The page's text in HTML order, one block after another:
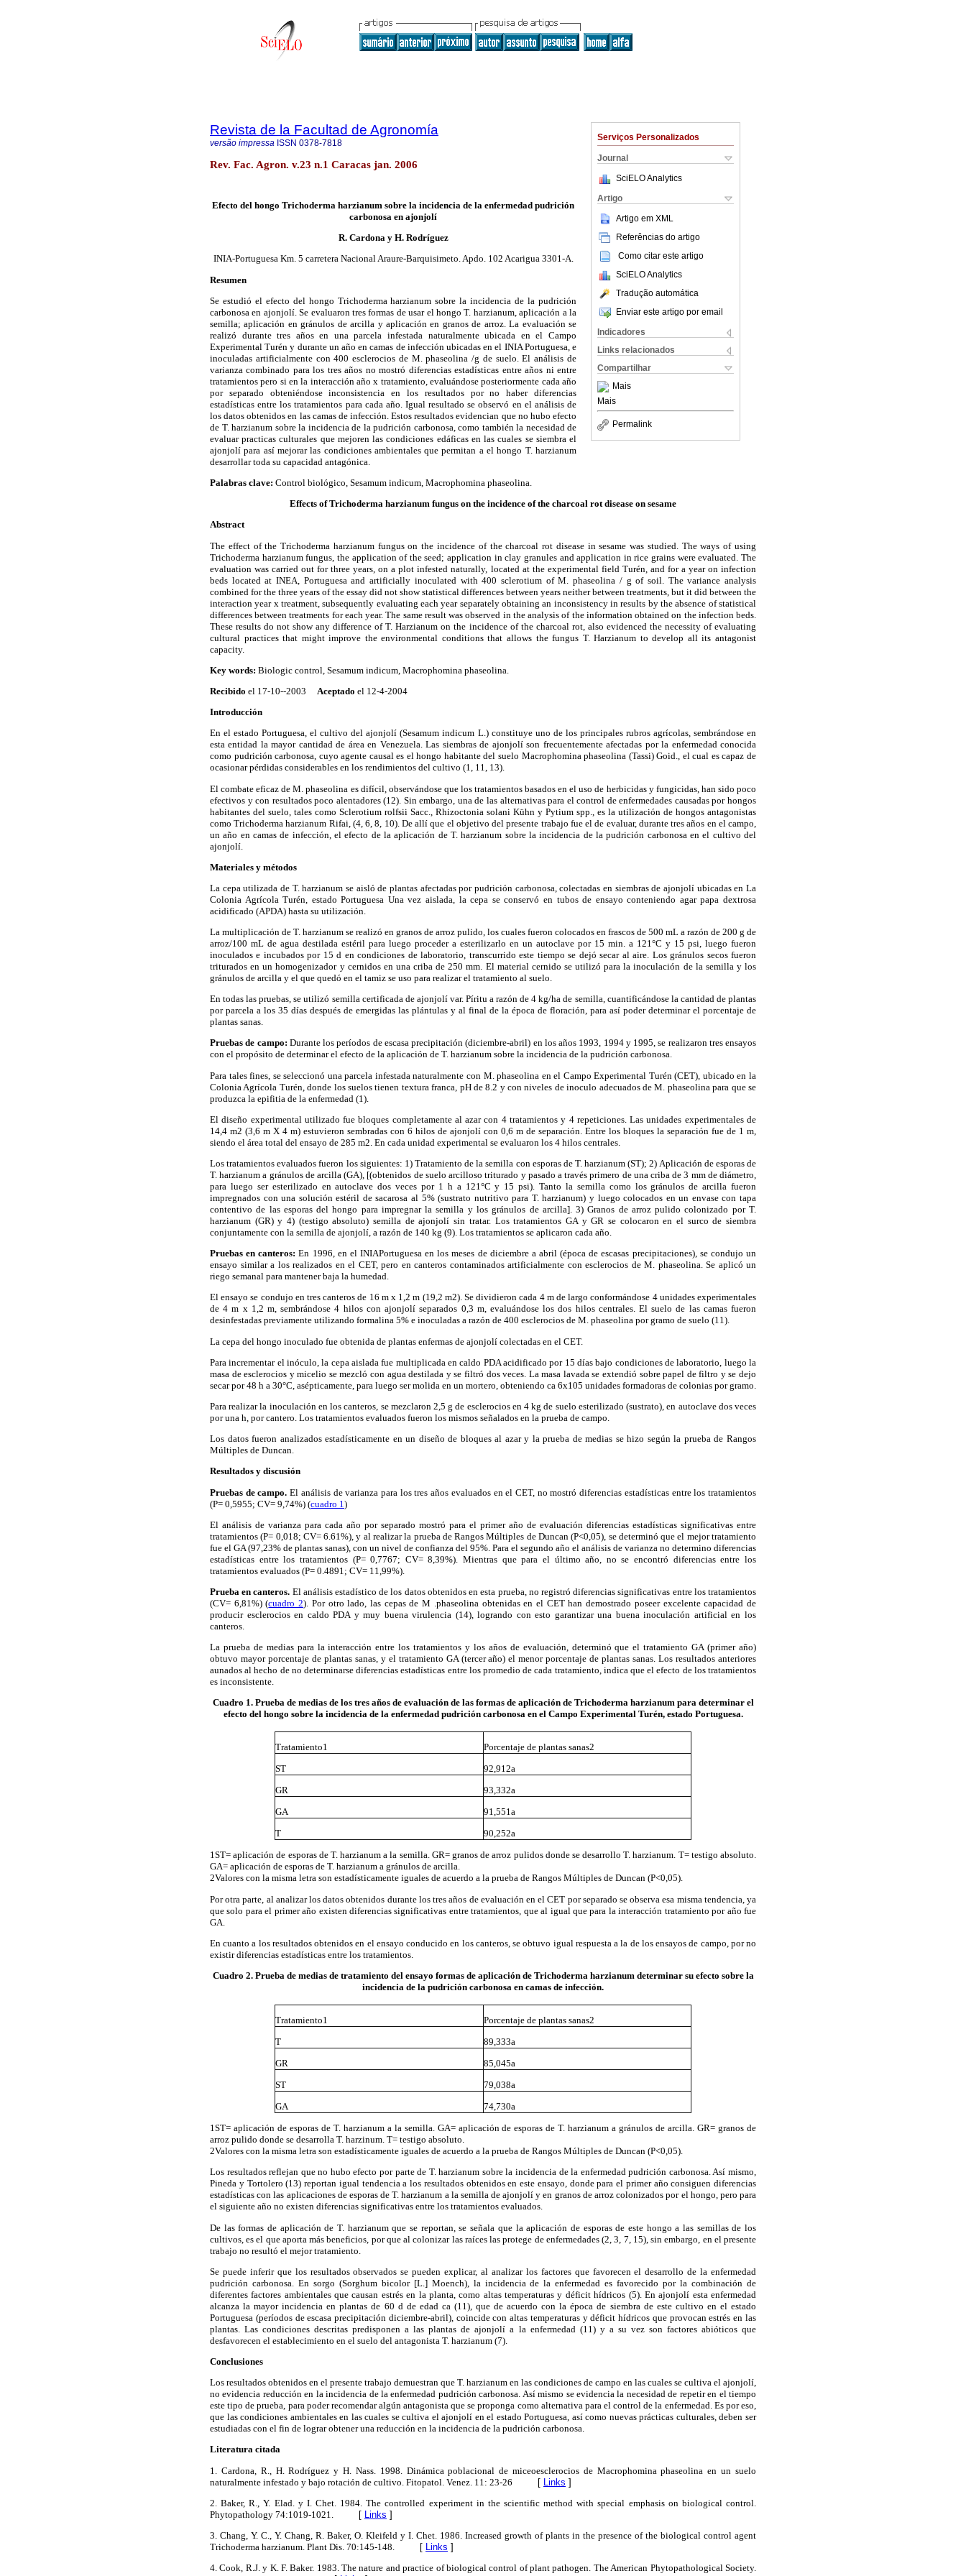
Serviços Personalizados
Journal
SciELO Analytics
Artigo
Artigo em XML
Referências do artigo
Como citar este artigo
SciELO Analytics
Tradução automática
Enviar este artigo por email
Indicadores
Links relacionados
Compartilhar
Mais
Mais
Permalink
Revista de la Facultad de Agronomía
versão impressa ISSN 0378-7818
Rev. Fac. Agron. v.23 n.1 Caracas jan. 2006
Efecto del hongo Trichoderma harzianum sobre la incidencia de la enfermedad pudrición
carbonosa en ajonjolí
R. Cardona y H. Rodríguez
INIA-Portuguesa Km. 5 carretera Nacional Araure-Barquisimeto. Apdo. 102 Acarigua 3301-A.
Resumen
Se estudió el efecto del hongo Trichoderma harzianum sobre la incidencia de la pudrición
carbonosa en ajonjolí. Se evaluaron tres formas de usar el hongo T. harzianum, aplicación a la
semilla; aplicación en gránulos de arcilla y aplicación en granos de arroz. La evaluación se
realizó durante tres años en una parcela infestada naturalmente ubicada en el Campo
Experimental Turén y durante un año en camas de infección ubicadas en el INIA Portuguesa, e
inoculadas artificialmente con 400 esclerocios de M. phaseolina /g de suelo. El análisis de
varianza combinado para los tres años no mostró diferencias estadísticas entre años ni entre
tratamientos pero si en la interacción año x tratamiento, evaluándose posteriormente cada año
por separado obteniéndose inconsistencia en los resultados por no haber diferencias
estadísticas entre los tratamientos para cada año. Igual resultado se observó en el análisis de
los datos obtenidos en las camas de infección. Estos resultados evidencian que no hubo efecto
de T. harzianum sobre la incidencia de la pudrición carbonosa, como también la necesidad de
evaluar practicas culturales que mejoren las condiciones edáficas en las cuales se siembra el
ajonjolí para así mejorar las condiciones ambientales que permitan a el hongo T. harzianum
desarrollar toda su capacidad antagónica.
Palabras clave: Control biológico, Sesamum indicum, Macrophomina phaseolina.
Effects of Trichoderma harzianum fungus on the incidence of the charcoal rot disease on sesame
Abstract
The effect of the Trichoderma harzianum fungus on the incidence of the charcoal rot disease in sesame was studied. The ways of using
Trichoderma harzianum fungus, the application of the seed; application in clay granules and application in rice grains were evaluated. The
evaluation was carried out for three years, on a plot infested naturally, located at the experimental field Turén, and for a year on infection
beds located at INEA, Portuguesa and artificially inoculated with 400 sclerotium of M. phaseolina / g of soil. The variance analysis
combined for the three years of the essay did not show statistical differences between years neither between treatments, but it did between the
interaction year x treatment, subsequently evaluating each year separately obtaining an inconsistency in results by the absence of statistical
differences between treatments for each year. The same result was observed in the analysis of the information obtained on the infection beds.
These results do not show any difference of T. Harzianum on the incidence of the charcoal rot, also evidenced the necessity of evaluating
cultural practices that might improve the environmental conditions that allows the fungus T. Harzianum to develop all its antagonist
capacity.
Key words: Biologic control, Sesamum indicum, Macrophomina phaseolina.
Recibido el 17-10--2003 Aceptado el 12-4-2004
Introducción
En el estado Portuguesa, el cultivo del ajonjolí (Sesamum indicum L.) constituye uno de los principales rubros agrícolas, sembrándose en
esta entidad la mayor cantidad de área en Venezuela. Las siembras de ajonjolí son frecuentemente afectadas por la enfermedad conocida
como pudrición carbonosa, cuyo agente causal es el hongo habitante del suelo Macrophomina phaseolina (Tassi) Goid., el cual es capaz de
ocasionar pérdidas considerables en los rendimientos del cultivo (1, 11, 13).
El combate eficaz de M. phaseolina es difícil, observándose que los tratamientos basados en el uso de herbicidas y fungicidas, han sido poco
efectivos y con resultados poco alentadores (12). Sin embargo, una de las alternativas para el control de enfermedades causadas por hongos
habitantes del suelo, tales como Sclerotium rolfsii Sacc., Rhizoctonia solani Kühn y Pytium spp., es la utilización de hongos antagonistas
como Trichoderma harzianum Rifai, (4, 6, 8, 10). De allí que el objetivo del presente trabajo fue el de evaluar, durante tres años en el campo,
un año en camas de infección, el efecto de la aplicación de T. harzianum sobre la incidencia de la pudrición carbonosa en el cultivo del
ajonjolí.
Materiales y métodos
La cepa utilizada de T. harzianum se aisló de plantas afectadas por pudrición carbonosa, colectadas en siembras de ajonjolí ubicadas en La
Colonia Agrícola Turén, estado Portuguesa Una vez aislada, la cepa se conservó en tubos de ensayo conteniendo agar papa dextrosa
acidificado (APDA) hasta su utilización.
La multiplicación de T. harzianum se realizó en granos de arroz pulido, los cuales fueron colocados en frascos de 500 mL a razón de 200 g de
arroz/100 mL de agua destilada estéril para luego proceder a esterilizarlo en un autoclave por 15 min. a 121°C y 15 psi, luego fueron
inoculados e incubados por 15 d en condiciones de laboratorio, transcurrido este tiempo se dejó secar al aire. Los gránulos secos fueron
triturados en un homogenizador y cernidos en una criba de 250 mm. El material cernido se utilizó para la inoculación de la semilla y los
gránulos de arcilla y el que quedó en el tamiz se uso para realizar el tratamiento al suelo.
En todas las pruebas, se utilizó semilla certificada de ajonjolí var. Píritu a razón de 4 kg/ha de semilla, cuantificándose la cantidad de plantas
por parcela a los 35 días después de emergidas las plántulas y al final de la época de floración, para así poder determinar el porcentaje de
plantas sanas.
Pruebas de campo: Durante los períodos de escasa precipitación (diciembre-abril) en los años 1993, 1994 y 1995, se realizaron tres ensayos
con el propósito de determinar el efecto de la aplicación de T. harzianum sobre la incidencia de la pudrición carbonosa.
Para tales fines, se seleccionó una parcela infestada naturalmente con M. phaseolina en el Campo Experimental Turén (CET), ubicado en la
Colonia Agrícola Turén, donde los suelos tienen textura franca, pH de 8.2 y con niveles de inoculo adecuados de M. phaseolina para que se
produzca la epifitia de la enfermedad (1).
El diseño experimental utilizado fue bloques completamente al azar con 4 tratamientos y 4 repeticiones. Las unidades experimentales de
14,4 m2 (3,6 m X 4 m) estuvieron sembradas con 6 hilos de ajonjolí con 0,6 m de separación. Entre los bloques la separación fue de 1 m,
siendo el área total del ensayo de 285 m2. En cada unidad experimental se evaluaron los 4 hilos centrales.
Los tratamientos evaluados fueron los siguientes: 1) Tratamiento de la semilla con esporas de T. harzianum (ST); 2) Aplicación de esporas de
T. harzianum a gránulos de arcilla (GA), [(obtenidos de suelo arcilloso triturado y pasado a través primero de una criba de 3 mm de diámetro,
para luego ser esterilizado en autoclave dos veces por 1 h a 121°C y 15 psi). Tanto la semilla como los gránulos de arcilla fueron
impregnados con una solución estéril de sacarosa al 5% (sustrato nutritivo para T. harzianum) y luego colocados en un envase con tapa
contentivo de las esporas del hongo para impregnar la semilla y los gránulos de arcilla]. 3) Granos de arroz pulido colonizado por T.
harzianum (GR) y 4) (testigo absoluto) semilla de ajonjolí sin tratar. Los tratamientos GA y GR se colocaron en el surco de siembra
conjuntamente con la semilla de ajonjolí, a razón de 140 kg (9). Los tratamientos se aplicaron cada año.
Pruebas en canteros: En 1996, en el INIAPortuguesa en los meses de diciembre a abril (época de escasas precipitaciones), se condujo un
ensayo similar a los realizados en el CET, pero en canteros contaminados artificialmente con esclerocios de M. phaseolina. Se aplicó un
riego semanal para mantener baja la humedad.
El ensayo se condujo en tres canteros de 16 m x 1,2 m (19,2 m2). Se dividieron cada 4 m de largo conformándose 4 unidades experimentales
de 4 m x 1,2 m, sembrándose 4 hilos con ajonjolí separados 0,3 m, evaluándose los dos hilos centrales. El suelo de las camas fueron
desinfestadas previamente utilizando formalina 5% e inoculadas a razón de 400 esclerocios de M. phaseolina por gramo de suelo (11).
La cepa del hongo inoculado fue obtenida de plantas enfermas de ajonjolí colectadas en el CET.
Para incrementar el inóculo, la cepa aislada fue multiplicada en caldo PDA acidificado por 15 días bajo condiciones de laboratorio, luego la
masa de esclerocios y micelio se mezcló con agua destilada y se filtró dos veces. La masa lavada se extendió sobre papel de filtro y se dejo
secar por 48 h a 30°C, asépticamente, para luego ser molida en un mortero, obteniendo ca 6x105 unidades formadoras de colonias por gramo.
Para realizar la inoculación en los canteros, se mezclaron 2,5 g de esclerocios en 4 kg de suelo esterilizado (sustrato), en autoclave dos veces
por una h, por cantero. Los tratamientos evaluados fueron los mismos señalados en la prueba de campo.
Los datos fueron analizados estadísticamente en un diseño de bloques al azar y la prueba de medias se hizo según la prueba de Rangos
Múltiples de Duncan.
Resultados y discusión
Pruebas de campo. El análisis de varianza para los tres años evaluados en el CET, no mostró diferencias estadísticas entre los tratamientos
(P= 0,5955; CV= 9,74%) (cuadro 1 )
El análisis de varianza para cada año por separado mostró para el primer año de evaluación diferencias estadísticas significativas entre
tratamientos (P= 0,018; CV= 6.61%), y al realizar la prueba de Rangos Múltiples de Duncan (P<0,05), se determinó que el mejor tratamiento
fue el GA (97,23% de plantas sanas), con un nivel de confianza del 95%. Para el segundo año el análisis de varianza no determino diferencias
estadísticas entre los tratamientos (P= 0,7767; CV= 8,39%). Mientras que para el último año, no se encontró diferencias entre los
tratamientos evaluados (P= 0.4891; CV= 11,99%).
Prueba en canteros. El análisis estadístico de los datos obtenidos en esta prueba, no registró diferencias significativas entre los tratamientos
(CV= 6,81%) (cuadro 2). Por otro lado, las cepas de M .phaseolina obtenidas en el CET han demostrado poseer excelente capacidad de
producir esclerocios en caldo PDA y muy buena virulencia (14), logrando con esto garantizar una buena inoculación artificial en los
canteros.
La prueba de medias para la interacción entre los tratamientos y los años de evaluación, determinó que el tratamiento GA (primer año)
obtuvo mayor porcentaje de plantas sanas, y el tratamiento GA (tercer año) el menor porcentaje de plantas sanas. Los resultados anteriores
aunados al hecho de no determinarse diferencias estadísticas entre los promedio de cada tratamiento, indica que el efecto de los tratamientos
es inconsistente.
Cuadro 1. Prueba de medias de los tres años de evaluación de las formas de aplicación de Trichoderma harzianum para determinar el
efecto del hongo sobre la incidencia de la enfermedad pudrición carbonosa en el Campo Experimental Turén, estado Portuguesa.
Tratamiento1
Porcentaje de plantas sanas2
ST
92,912a
GR
93,332a
GA
91,551a
T
90,252a
1ST= aplicación de esporas de T. harzianum a la semilla. GR= granos de arroz pulidos donde se desarrollo T. harzianum. T= testigo absoluto.
GA= aplicación de esporas de T. harzianum a gránulos de arcilla.
2Valores con la misma letra son estadísticamente iguales de acuerdo a la prueba de Rangos Múltiples de Duncan (P<0,05).
Por otra parte, al analizar los datos obtenidos durante los tres años de evaluación en el CET por separado se observa esa misma tendencia, ya
que solo para el primer año existen diferencias significativas entre tratamientos, que al igual que para la interacción tratamiento por año fue
GA.
En cuanto a los resultados obtenidos en el ensayo conducido en los canteros, se obtuvo igual respuesta a la de los ensayos de campo, por no
existir diferencias estadísticas entre los tratamientos.
Cuadro 2. Prueba de medias de tratamiento del ensayo formas de aplicación de Trichoderma harzianum determinar su efecto sobre la
incidencia de la pudrición carbonosa en camas de infección.
Tratamiento1
Porcentaje de plantas sanas2
T
89,333a
GR
85,045a
ST
79,038a
GA
74,730a
1ST= aplicación de esporas de T. harzianum a la semilla. GA= aplicación de esporas de T. harzianum a gránulos de arcilla. GR= granos de
arroz pulido donde se desarrolla T. harzinum. T= testigo absoluto.
2Valores con la misma letra son estadísticamente iguales de acuerdo a la prueba de Rangos Múltiples de Duncan (P<0,05).
Los resultados reflejan que no hubo efecto por parte de T. harzianum sobre la incidencia de la enfermedad pudrición carbonosa. Así mismo,
Pineda y Tortolero (13) reportan igual tendencia a los resultados obtenidos en este ensayo, donde para el primer año consiguen diferencias
estadísticas con las aplicaciones de esporas de T. harzianum a la semilla de ajonjolí y en granos de arroz colonizados por el hongo, pero para
el siguiente año no existen diferencias significativas entre los tratamientos evaluados.
De las formas de aplicación de T. harzianum que se reportan, se señala que la aplicación de esporas de este hongo a las semillas de los
cultivos, es el que aporta más beneficios, por que al colonizar las raíces las protege de enfermedades (2, 3, 7, 15), sin embargo, en el presente
trabajo no resultó el mejor tratamiento.
Se puede inferir que los resultados observados se pueden explicar, al analizar los factores que favorecen el desarrollo de la enfermedad
pudrición carbonosa. En sorgo (Sorghum bicolor [L.] Moench), la incidencia de la enfermedad es favorecido por la combinación de
diferentes factores ambientales que causan estrés en la planta, como altas temperaturas y déficit hídricos (5). En ajonjolí esta enfermedad
alcanza la mayor incidencia en plantas de 60 d de edad ca (11), que de acuerdo con la época de siembra de este cultivo en el estado
Portuguesa (períodos de escasa precipitación diciembre-abril), coincide con altas temperaturas y déficit hídricos que provocan estrés en las
plantas. Las condiciones descritas predisponen a las plantas de ajonjolí a la enfermedad (11) y a su vez son factores abióticos que
desfavorecen el establecimiento en el suelo del antagonista T. harzianum (7).
Conclusiones
Los resultados obtenidos en el presente trabajo demuestran que T. harzianum en las condiciones de campo en las cuales se cultiva el ajonjolí,
no evidencia reducción en la incidencia de la enfermedad pudrición carbonosa. Así mismo se evidencia la necesidad de repetir en el tiempo
este tipo de prueba, para poder recomendar algún antagonista que se proponga como alternativa para el control de la enfermedad. Es por eso,
que las condiciones ambientales en las cuales se cultiva el ajonjolí en el estado Portuguesa, así como nuevas prácticas culturales, deben ser
estudiadas con el fin de lograr obtener una reducción en la incidencia de la pudrición carbonosa.
Literatura citada
1. Cardona, R., H. Rodríguez y H. Nass. 1998. Dinámica poblacional de miceoesclerocios de Macrophomina phaseolina en un suelo
naturalmente infestado y bajo rotación de cultivo. Fitopatol. Venez. 11: 23-26
[ Links ]
2. Baker, R., Y. Elad. y I. Chet. 1984. The controlled experiment in the scientific method with special emphasis on biological control.
Phytopathology 74:1019-1021.
[ Links ]
3. Chang, Y. C., Y. Chang, R. Baker, O. Kleifeld y I. Chet. 1986. Increased growth of plants in the presence of the biological control agent
Trichoderma harzianum. Plant Dis. 70:145-148.
[ Links ]
4. Cook, R.J. y K. F. Baker. 1983. The nature and practice of biological control of plant pathogen. The American Phytopathological Society.